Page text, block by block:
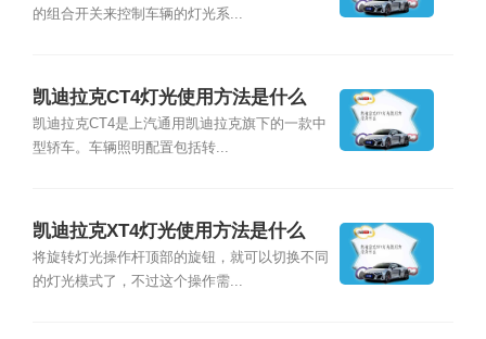
的组合开关来控制车辆的灯光系...
凯迪拉克CT4灯光使用方法是什么
凯迪拉克CT4是上汽通用凯迪拉克旗下的一款中
型轿车。车辆照明配置包括转...
凯迪拉克XT4灯光使用方法是什么
将旋转灯光操作杆顶部的旋钮，就可以切换不同
的灯光模式了，不过这个操作需...